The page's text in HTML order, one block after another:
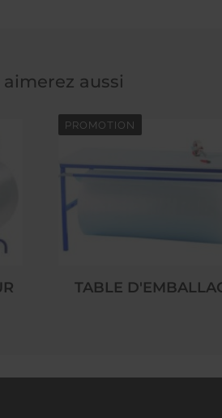
aimerez aussi
PROMOTION
TABLE